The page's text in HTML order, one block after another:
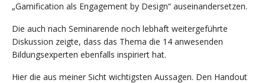
„Gamification als Engagement by Design“ auseinandersetzen.
Die auch nach Seminarende noch lebhaft weitergeführte
Diskussion zeigte, dass das Thema die 14 anwesenden
Bildungsexperten ebenfalls inspiriert hat.
Hier die aus meiner Sicht wichtigsten Aussagen. Den Handout